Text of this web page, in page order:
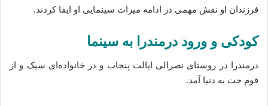
فرزندان او نقش مهمی در ادامه میراث سینمایی او ایفا کردند.
کودکی و ورود درمندرا به سینما
درمندرا در روستای نصرالی ایالت پنجاب و در خانواده‌ای سیک و از
قوم جت به دنیا آمد.